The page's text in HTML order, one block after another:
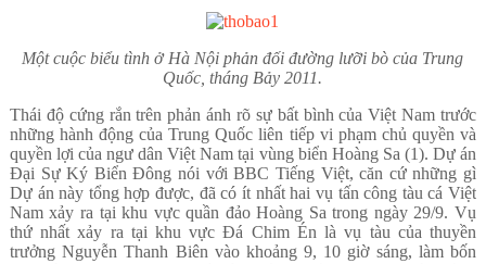
Một cuộc biểu tình ở Hà Nội phản đối đường lưỡi bò của Trung
Quốc, tháng Bảy 2011.
Thái độ cứng rắn trên phản ánh rõ sự bất bình của Việt Nam trước
những hành động của Trung Quốc liên tiếp vi phạm chủ quyền và
quyền lợi của ngư dân Việt Nam tại vùng biển Hoàng Sa (1). Dự án
Đại Sự Ký Biển Đông nói với BBC Tiếng Việt, căn cứ những gì
Dự án này tổng hợp được, đã có ít nhất hai vụ tấn công tàu cá Việt
Nam xảy ra tại khu vực quần đảo Hoàng Sa trong ngày 29/9. Vụ
thứ nhất xảy ra tại khu vực Đá Chim Én là vụ tàu của thuyền
trưởng Nguyễn Thanh Biên vào khoảng 9, 10 giờ sáng, làm bốn